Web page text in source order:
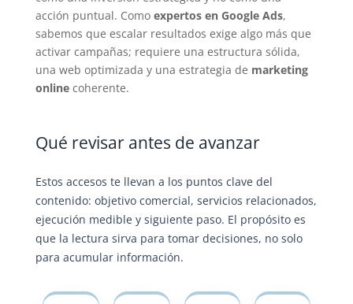
acción puntual. Como expertos en Google Ads,
sabemos que escalar resultados exige algo más que
activar campañas; requiere una estructura sólida,
una web optimizada y una estrategia de marketing
onlinecoherente.
Qué revisar antes de avanzar
Estos accesos te llevan a los puntos clave del
contenido: objetivo comercial, servicios relacionados,
ejecución medible y siguiente paso. El propósito es
que la lectura sirva para tomar decisiones, no solo
para acumular información.